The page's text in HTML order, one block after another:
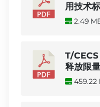
用技术
2.49
T/
释放限
459.22